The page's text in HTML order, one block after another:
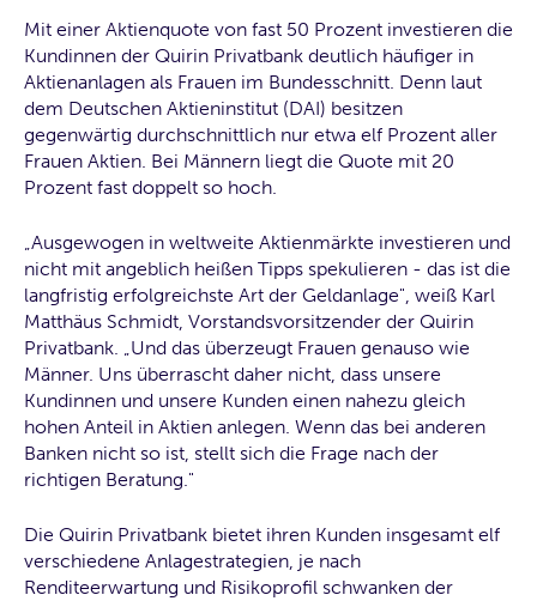
Mit einer Aktienquote von fast 50 Prozent investieren die
Kundinnen der Quirin Privatbank deutlich häufiger in
Aktienanlagen als Frauen im Bundesschnitt. Denn laut
dem Deutschen Aktieninstitut (DAI) besitzen
gegenwärtig durchschnittlich nur etwa elf Prozent aller
Frauen Aktien. Bei Männern liegt die Quote mit 20
Prozent fast doppelt so hoch.
„Ausgewogen in weltweite Aktienmärkte investieren und
nicht mit angeblich heißen Tipps spekulieren - das ist die
langfristig erfolgreichste Art der Geldanlage", weiß Karl
Matthäus Schmidt, Vorstandsvorsitzender der Quirin
Privatbank. „Und das überzeugt Frauen genauso wie
Männer. Uns überrascht daher nicht, dass unsere
Kundinnen und unsere Kunden einen nahezu gleich
hohen Anteil in Aktien anlegen. Wenn das bei anderen
Banken nicht so ist, stellt sich die Frage nach der
richtigen Beratung."
Die Quirin Privatbank bietet ihren Kunden insgesamt elf
verschiedene Anlagestrategien, je nach
Renditeerwartung und Risikoprofil schwanken der